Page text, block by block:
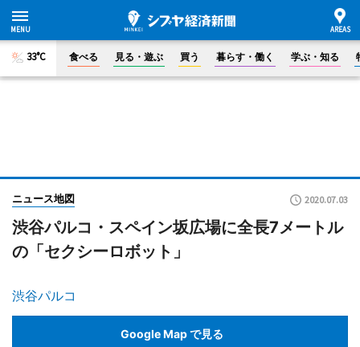
33°C 食べる 見る・遊ぶ 買う 暮らす・働く 学ぶ・知る
ニュース地図 2020.07.03
渋谷パルコ・スペイン坂広場に全長7メートル
の「セクシーロボット」
渋谷パルコ
Google Map で見る